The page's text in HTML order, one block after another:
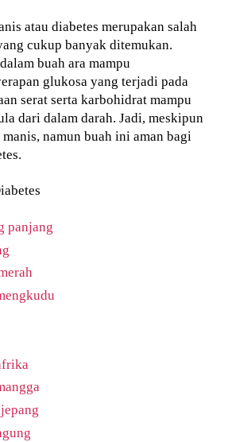
atau diabetes merupakan salah
cukup banyak ditemukan.
buah ara mampu
glukosa yang terjadi pada
serat serta karbohidrat mampu
dari dalam darah. Jadi, meskipun
namun buah ini aman bagi
panjang